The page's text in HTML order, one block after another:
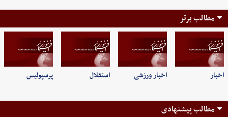
مطالب برتر
اخبار اخبار ورزشی استقلال پرسپولیس
مطالب پیشنهادی